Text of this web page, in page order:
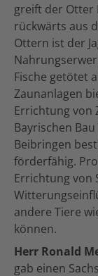
greift der Otter
rückwärts aus
Ottern ist der
Fische getötet
Zaunanlagen
Errichtung von
Bayrischen
Beibringen
förderfähig.
Errichtung von
andere Tiere
können.
Herr Ronald
gab einen